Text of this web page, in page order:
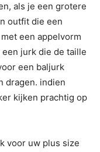
als je een grotere
outfit die een
een appelvorm
jurk die de taille
een baljurk
dragen. indien
kijken prachtig op
voor uw plus size